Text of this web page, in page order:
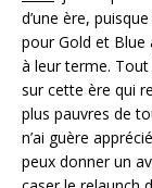
d’une ère,
pour Gold et Blue
à leur terme.
sur cette ère qui
plus pauvres de
n’ai guère
peux donner un